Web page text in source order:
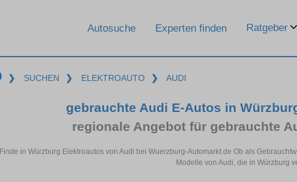
Autosuche Experten finden Ratgeber
❯ SUCHEN ❯ ELEKTROAUTO ❯ AUDI
gebrauchte Audi E-Autos in
regionale Angebot für gebrauchte
Finde in Würzburg Elektroautos von Audi bei Wuerzburg-Automarkt.de Ob als
Modelle von Audi, die in Würzburg